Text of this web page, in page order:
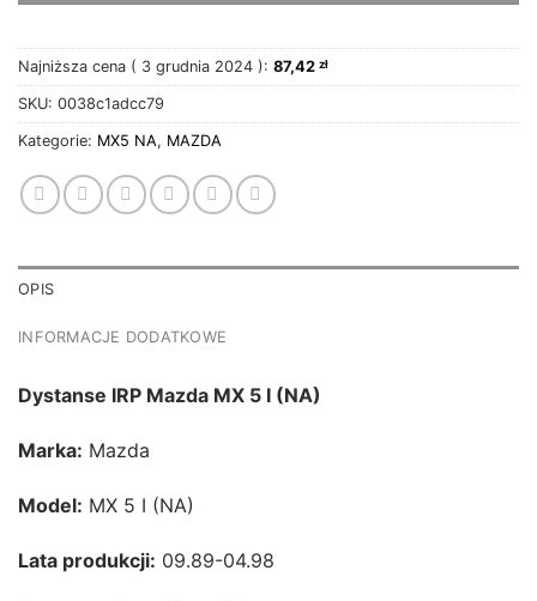
Najniższa cena ( 3 grudnia 2024 ): 87,42 zł
SKU: 0038c1adcc79
Kategorie: MX5 NA, MAZDA
OPIS
INFORMACJE DODATKOWE
Dystanse IRP Mazda MX 5 I (NA)
Marka: Mazda
Model: MX 5 I (NA)
Lata produkcji: 09.89-04.98